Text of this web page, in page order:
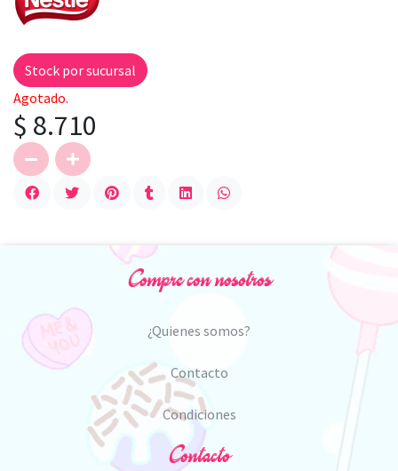
Stock por sucursal
Agotado.
$ 8.710
Compre con nosotros
¿Quienes somos?
Contacto
Condiciones
Contacto